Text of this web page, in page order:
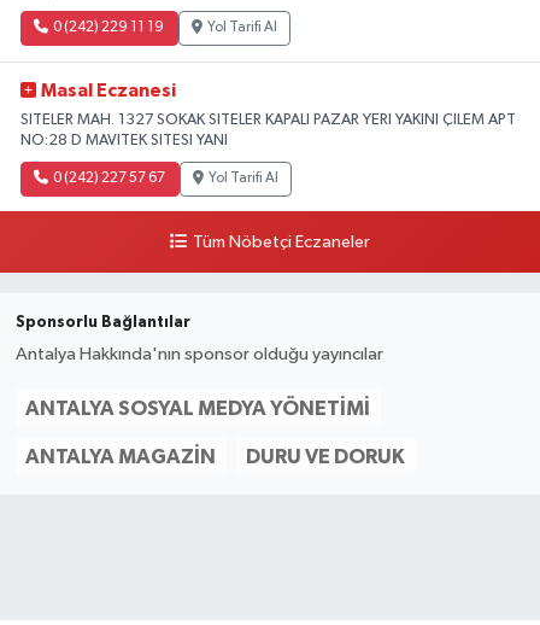
0 (242) 229 11 19 Yol Tarifi Al
Masal Eczanesi
SITELER MAH. 1327 SOKAK SITELER KAPALI PAZAR YERI YAKINI ÇILEM APT
NO:28 D MAVITEK SITESI YANI
0 (242) 227 57 67 Yol Tarifi Al
Tüm Nöbetçi Eczaneler
Sponsorlu Bağlantılar
Antalya Hakkında'nın sponsor olduğu yayıncılar
ANTALYA SOSYAL MEDYA YÖNETIMI
ANTALYA MAGAZIN DURU VE DORUK